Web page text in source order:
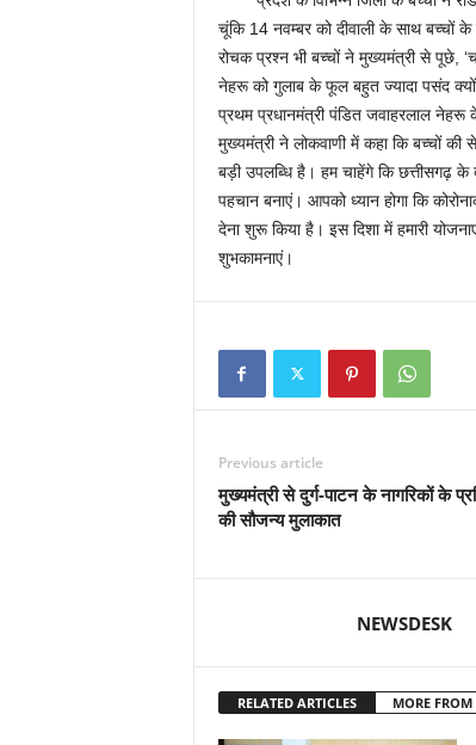
चूंकि 14 नवम्बर को दीवाली के साथ बच्चों
रोचक प्रश्न भी बच्चों ने मुख्यमंत्री से पूछे,
नेहरू को गुलाब के फूल बहुत ज्यादा पसंद क्यों
प्रथम प्रधानमंत्री पंडित जवाहरलाल नेहरू
मुख्यमंत्री ने लोकवाणी में कहा कि बच्चों
बड़ी उपलब्धि है। हम चाहेंगे कि
पहचान बनाएं। आपको ध्यान होगा कि
देना शुरू किया है। इस दिशा में हमारी
शुभकामनाएं।
Previous article
मुख्यमंत्री से दुर्ग-पाटन के नागरिकों के
की सौजन्य मुलाकात
NEWSDESK
RELATED ARTICLES MORE